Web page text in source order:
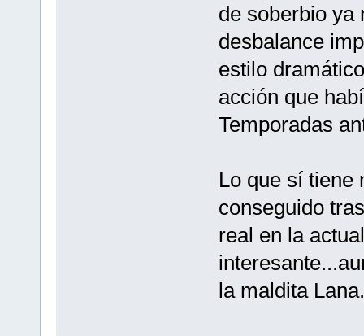
de soberbio ya
desbalance
estilo
acción que
Temporadas
Lo que sí tiene
conseguido
real en la
la maldita Lana.